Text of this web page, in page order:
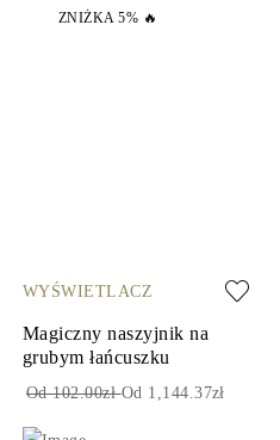
ZNIŻKA 5% 🔥
WYŚWIETLACZ
Magiczny naszyjnik na
grubym łańcuszku
Od 102.00złOd 1,144.37zł